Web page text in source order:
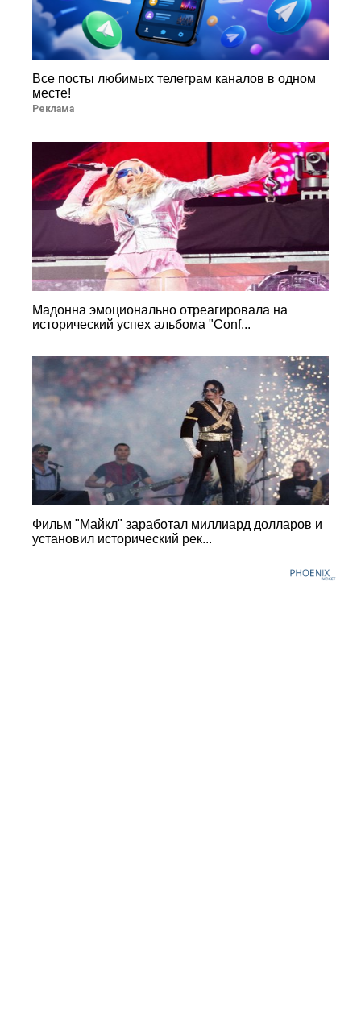
Все посты любимых телеграм каналов в одном
месте!
Реклама
Мадонна эмоционально отреагировала на
исторический успех альбома "Conf...
Фильм "Майкл" заработал миллиард долларов и
установил исторический рек...